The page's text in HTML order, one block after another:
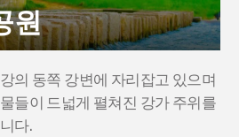
원
의 동쪽 강변에 자리잡고 있으며
들이 드넓게 펼쳐진 강가 주위를
다.